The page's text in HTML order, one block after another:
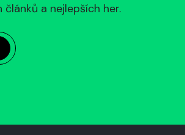
a nejlepších her.